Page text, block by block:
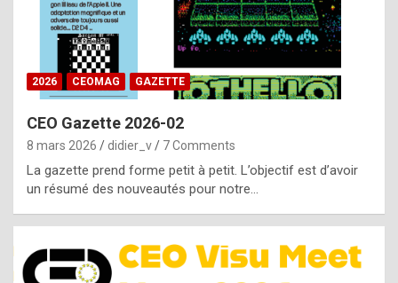
b
e
b
y
g
e
n
u
i
n
2026 CEOMAG GAZETTE
CEO Gazette 2026-02
8 mars 2026 didier_v 7 Comments
La gazette prend forme petit à petit. L’objectif est d’avoir
un résumé des nouveautés pour notre…